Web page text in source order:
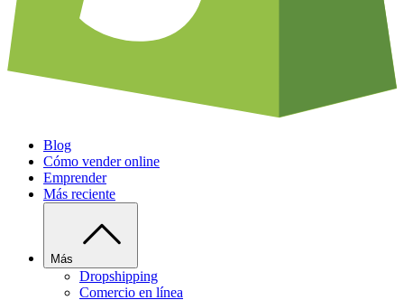
Blog
Cómo vender online
Emprender
Más reciente
Más
Dropshipping
Comercio en línea